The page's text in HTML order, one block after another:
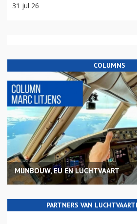
31 jul 26
COLUMNS
MIJNBOUW, EU EN LUCHTVAART
PARTNERS VAN